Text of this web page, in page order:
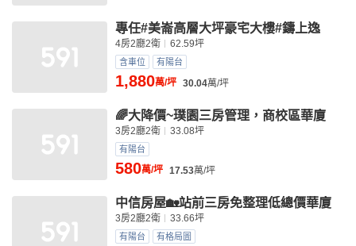
專任#美崙高層大坪豪宅大樓#鑄上逸
4房2廳2衛 62.59坪
含車位 有陽台
1,880萬/坪 30.04萬/坪
🌈大降價~璞園三房管理，商校區華廈
3房2廳2衛 33.08坪
有陽台
580萬/坪 17.53萬/坪
中信房屋🏡站前三房免整理低總價華廈
3房2廳2衛 33.66坪
有陽台 有格局圖